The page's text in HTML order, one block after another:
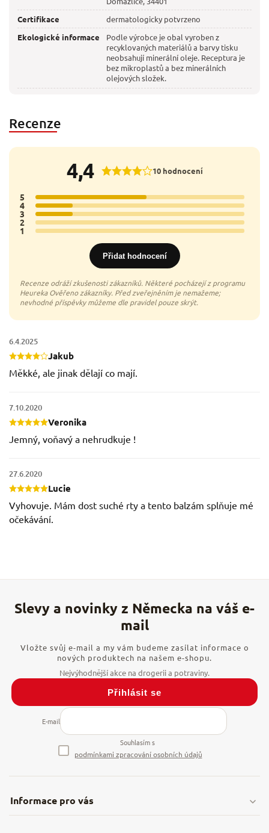
Certifikace
dermatologicky potvrzeno
Ekologické informace
Podle výrobce je obal vyroben z
recyklovaných materiálů a barvy tisku
neobsahují minerální oleje. Receptura je
bez mikroplastů a bez minerálních
olejových složek.
Recenze
4,4 10 hodnocení
5 6x
4 2x
3 2x
2 0x
1 0x
Přidat hodnocení
Jakub
6.4.2025
Měkké, ale jinak dělají co mají.
Veronika
7.10.2020
Jemný, voňavý a nehrudkuje !
Lucie
27.6.2020
Vyhovuje. Mám dost suché rty a tento balzám splňuje mé
očekávání.
Informace pro vás
Vložte svůj e-mail a my vám budeme zasílat informace o
nových produktech na našem e-shopu.
E-mail
Souhlasím s
podmínkami zpracování osobních údajů
Přihlásit se